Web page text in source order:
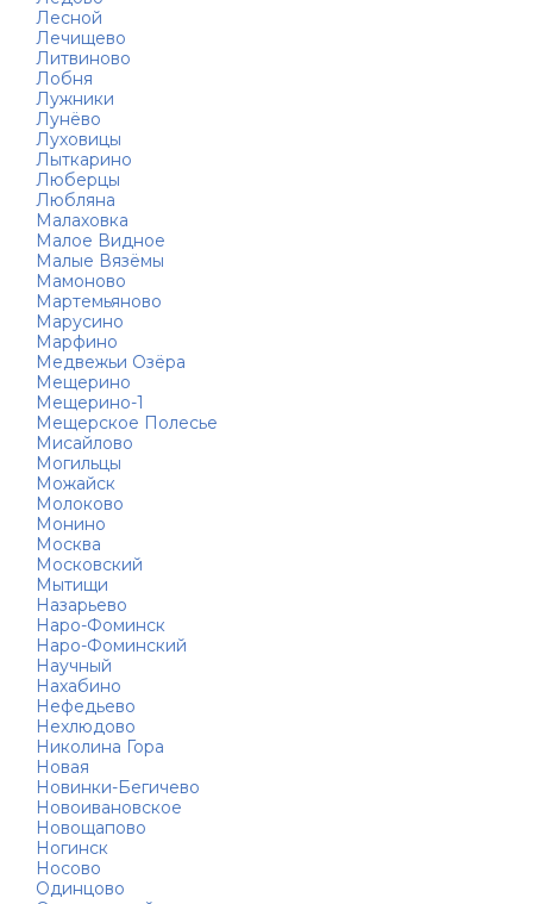
Лесной
Лечищево
Литвиново
Лобня
Лужники
Лунёво
Луховицы
Лыткарино
Люберцы
Любляна
Малаховка
Малое Видное
Малые Вязёмы
Мамоново
Мартемьяново
Марусино
Марфино
Медвежьи Озёра
Мещерино
Мещерино-1
Мещерское Полесье
Мисайлово
Могильцы
Можайск
Молоково
Монино
Москва
Московский
Мытищи
Назарьево
Наро-Фоминск
Наро-Фоминский
Научный
Нахабино
Нефедьево
Нехлюдово
Николина Гора
Новая
Новинки-Бегичево
Новоивановское
Новощапово
Ногинск
Носово
Одинцово